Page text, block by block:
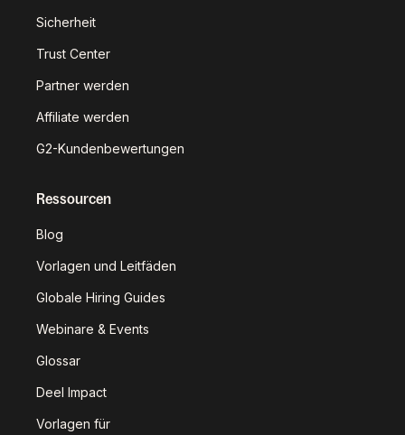
Sicherheit
Trust Center
Partner werden
Affiliate werden
G2-Kundenbewertungen
Ressourcen
Blog
Vorlagen und Leitfäden
Globale Hiring Guides
Webinare & Events
Glossar
Deel Impact
Vorlagen für